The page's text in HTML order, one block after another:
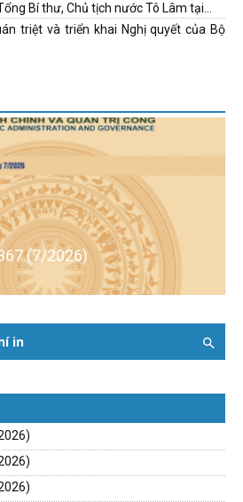
Bí thư, Chủ tịch nước Tô Lâm tại...
triệt và triển khai Nghị quyết của Bộ
(7/2026)
in